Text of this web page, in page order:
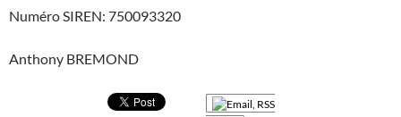
Numéro SIREN: 750093320
Anthony BREMOND